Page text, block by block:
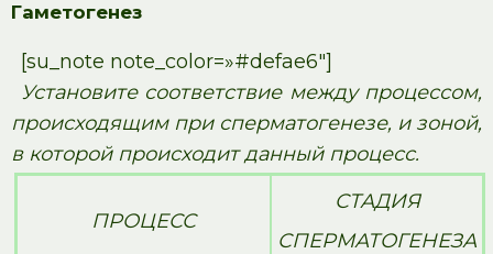
Гаметогенез
[su_note note_color=»#defae6″]
Установите соответствие между процессом,
происходящим при сперматогенезе, и зоной,
в которой происходит данный процесс.
ПРОЦЕСС
СТАДИЯ
СПЕРМАТОГЕНЕЗА